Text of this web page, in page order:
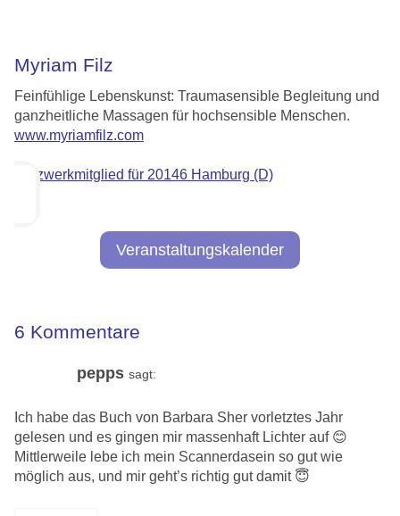
Myriam Filz
Feinfühlige Lebenskunst: Trauma­sensible Begleitung und
ganzheitliche Massagen für hochsensible Menschen.
www.myriamfilz.com
Netzwerkmitglied für 20146 Hamburg (D)
Veranstaltungskalender
6 Kommentare
pepps sagt:
Ich habe das Buch von Barbara Sher vorletztes Jahr
gelesen und es gingen mir massenhaft Lichter auf 😊
Mittlerweile lebe ich mein Scannerdasein so gut wie
möglich aus, und mir geht’s richtig gut damit 😇